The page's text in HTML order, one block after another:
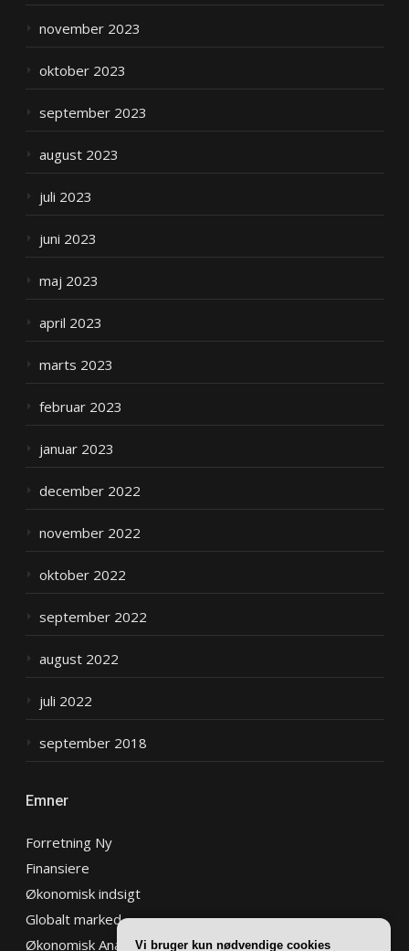
november 2023
oktober 2023
september 2023
august 2023
juli 2023
juni 2023
maj 2023
april 2023
marts 2023
februar 2023
januar 2023
december 2022
november 2022
oktober 2022
september 2022
august 2022
juli 2022
september 2018
Emner
Forretning Ny
Finansiere
Økonomisk indsigt
Globalt marked
Økonomisk AnalyseVi bruger kun nødvendige cookies